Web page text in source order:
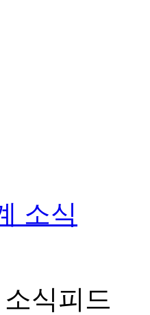
소식
소식피드